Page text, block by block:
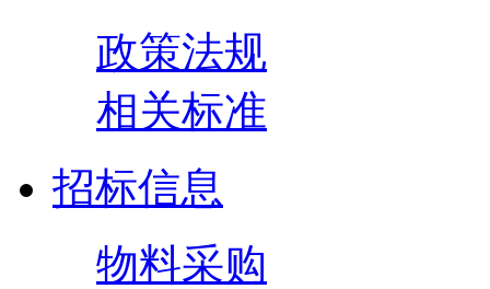
政策法规
相关标准
招标信息
物料采购